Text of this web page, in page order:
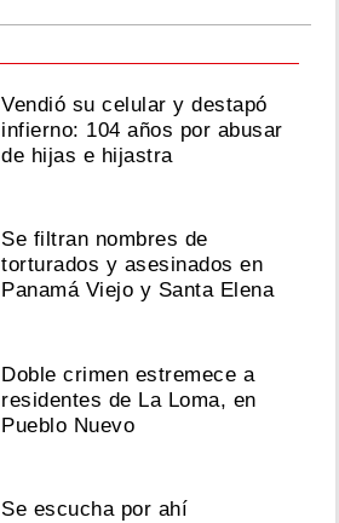
Vendió su celular y destapó
infierno: 104 años por abusar
de hijas e hijastra
Se filtran nombres de
torturados y asesinados en
Panamá Viejo y Santa Elena
Doble crimen estremece a
residentes de La Loma, en
Pueblo Nuevo
Se escucha por ahí